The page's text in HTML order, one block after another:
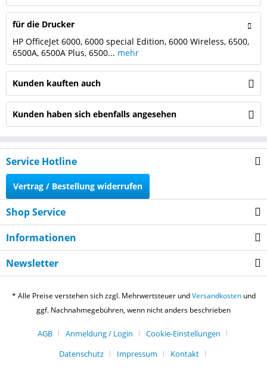
für die Drucker
HP OfficeJet 6000, 6000 special Edition, 6000 Wireless, 6500,
6500A, 6500A Plus, 6500... mehr
Kunden kauften auch
Kunden haben sich ebenfalls angesehen
Service Hotline
Vertrag / Bestellung widerrufen
Shop Service
Informationen
Newsletter
* Alle Preise verstehen sich zzgl. Mehrwertsteuer undVersandkostenund
ggf. Nachnahmegebühren, wenn nicht anders beschrieben
AGB Anmeldung / Login
Cookie-Einstellungen
Datenschutz
Impressum
Kontakt